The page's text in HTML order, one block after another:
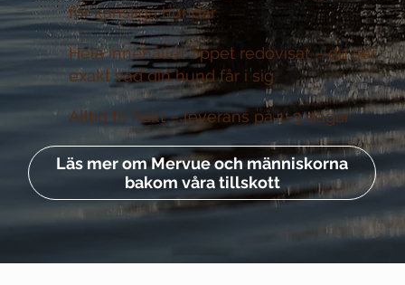
Läs mer om Mervue och människorna
bakom våra tillskott
för känsliga hundar
Hela innehållet öppet redovisat –du ser
exakt vad din hund får i sig
Alltid fri frakt –leverans på 1–3 dagar